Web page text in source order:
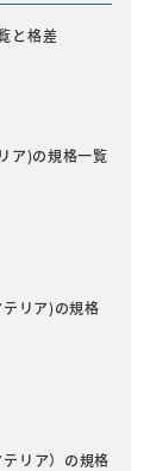
と格差
ア)の規格一覧
リア)の規格
リア）の規格